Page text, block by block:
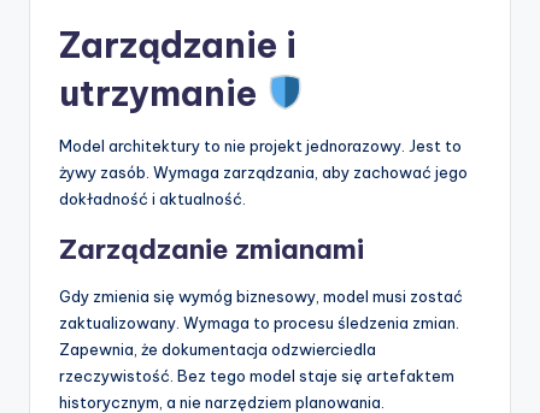
Zarządzanie i
utrzymanie
Model architektury to nie projekt jednorazowy. Jest to
żywy zasób. Wymaga zarządzania, aby zachować jego
dokładność i aktualność.
Zarządzanie zmianami
Gdy zmienia się wymóg biznesowy, model musi zostać
zaktualizowany. Wymaga to procesu śledzenia zmian.
Zapewnia, że dokumentacja odzwierciedla
rzeczywistość. Bez tego model staje się artefaktem
historycznym, a nie narzędziem planowania.